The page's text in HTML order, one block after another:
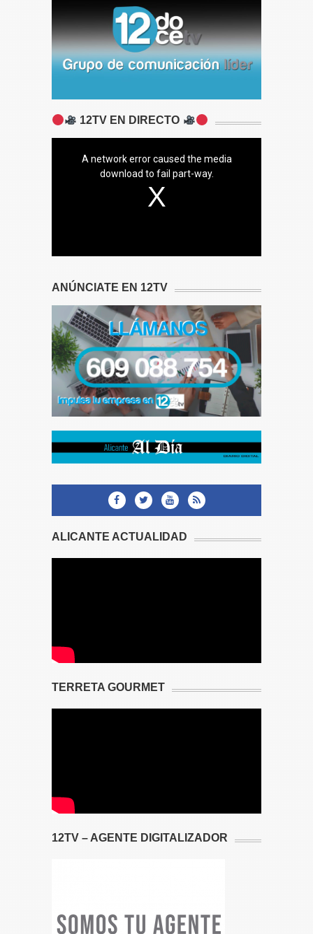
12TV EN DIRECTO
A network error caused the media
download to fail part-way.
ANÚNCIATE EN 12TV
ALICANTE ACTUALIDAD
TERRETA GOURMET
12TV – AGENTE DIGITALIZADOR